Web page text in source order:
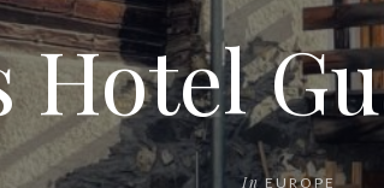
Hotel
In EUROPE